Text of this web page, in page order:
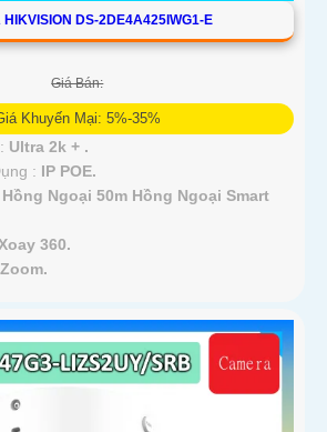
DS-2DE4A425IWG1-E
Giá Bán:
Khuyến Mại: 5%-35%
Ultra 2k + .
: IP POE.
Hồng Ngoại 50m Hồng Ngoại Smart
Xoay 360.